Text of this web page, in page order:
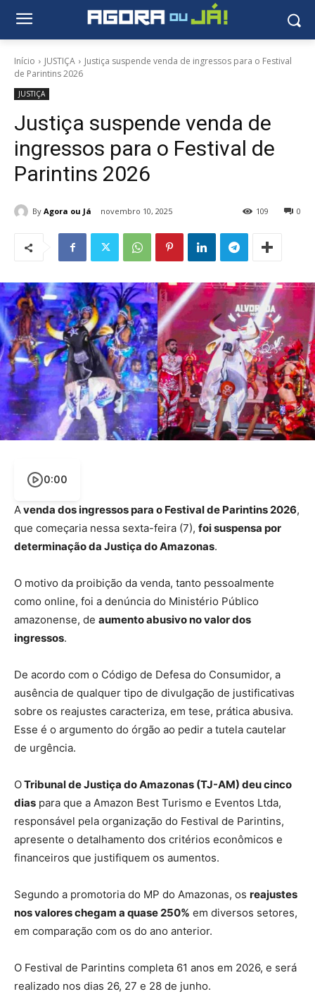
Início JUSTIÇA
Justiça suspende venda de ingressos para o Festival
de Parintins 2026
JUSTIÇA
Justiça suspende venda de
ingressos para o Festival de
Parintins 2026
By Agora ou Já novembro 10, 2025 0
109
0:00
Avenda dos ingressos para o Festival de Parintins 2026,
que começaria nessa sexta-feira (7), foi suspensa por
determinação da Justiça do Amazonas.
O motivo da proibição da venda, tanto pessoalmente
como online, foi a denúncia do Ministério Público
amazonense, de aumento abusivo no valor dos
ingressos.
De acordo com o Código de Defesa do Consumidor, a
ausência de qualquer tipo de divulgação de justificativas
sobre os reajustes caracteriza, em tese, prática abusiva.
Esse é o argumento do órgão ao pedir a tutela cautelar
de urgência.
OTribunal de Justiça do Amazonas (TJ-AM) deu cinco
dias para que a Amazon Best Turismo e Eventos Ltda,
responsável pela organização do Festival de Parintins,
apresente o detalhamento dos critérios econômicos e
financeiros que justifiquem os aumentos.
Segundo a promotoria do MP do Amazonas, os reajustes
nos valores chegam a quase 250% em diversos setores,
em comparação com os do ano anterior.
O Festival de Parintins completa 61 anos em 2026, e será
realizado nos dias 26, 27 e 28 de junho.